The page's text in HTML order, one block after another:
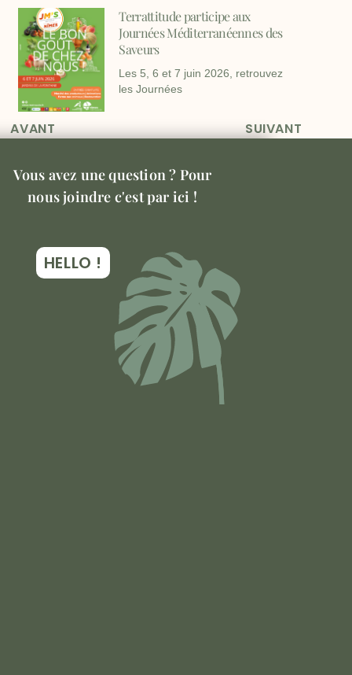
Terrattitude participe aux
Journées Méditerranéennes des
Saveurs
Les 5, 6 et 7 juin 2026, retrouvez
les Journées
AVANT SUIVANT
Vous avez une question ? Pour
nous joindre c'est par ici !
HELLO !